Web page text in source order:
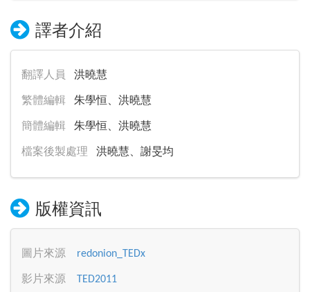
譯者介紹
翻譯人員 洪曉慧
繁體編輯 朱學恒、洪曉慧
簡體編輯 朱學恒、洪曉慧
檔案後製處理 洪曉慧、謝旻均
版權資訊
圖片來源 redonion_TEDx
影片來源 TED2011